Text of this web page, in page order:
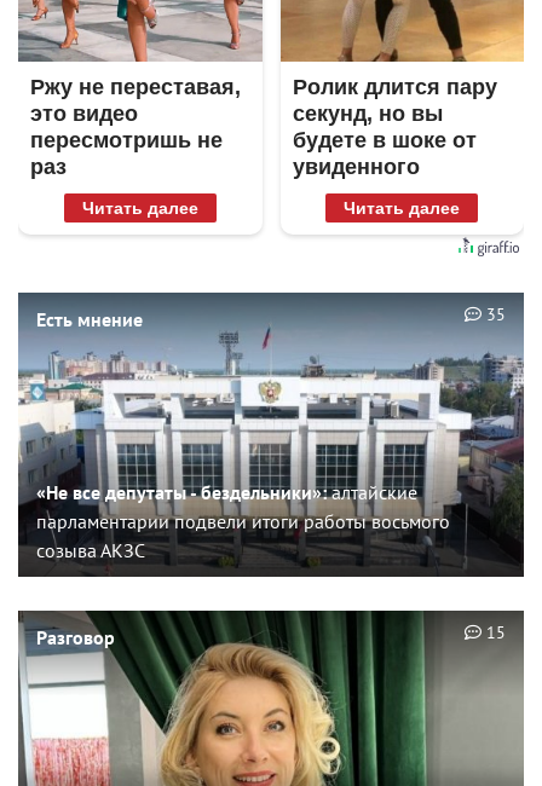
Ржу не переставая,
это видео
пересмотришь не
раз
Читать далее
Ролик длится пару
секунд, но вы
будете в шоке от
увиденного
Читать далее
Есть мнение
«Не все депутаты - бездельники»:алтайские
парламентарии подвели итоги работы восьмого
созыва АКЗС
35
Разговор 15